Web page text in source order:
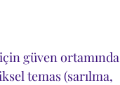
güven ortamında
temas (sarılma,